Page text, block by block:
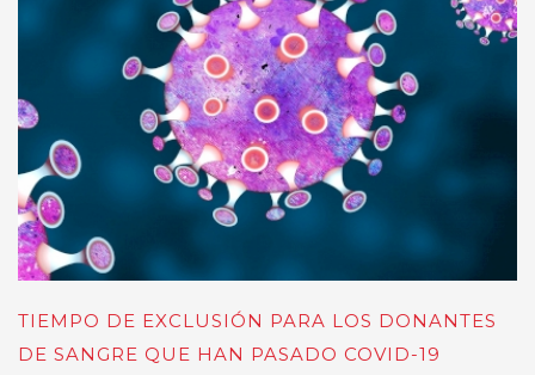
TIEMPO DE EXCLUSIÓN PARA LOS DONANTES
DE SANGRE QUE HAN PASADO COVID-19